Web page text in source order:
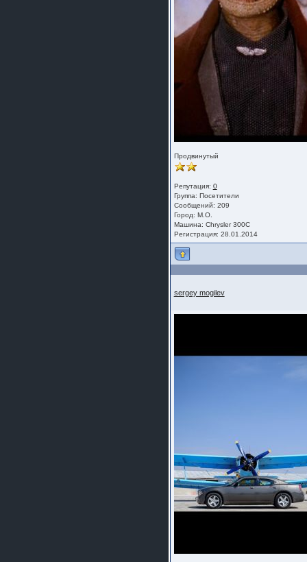
Продвинутый
Репутация: 0
Группа: Посетители
Сообщений: 209
Город: М.О.
Машина: Chrysler 300C
Регистрация: 28.01.2014
sergey mogilev